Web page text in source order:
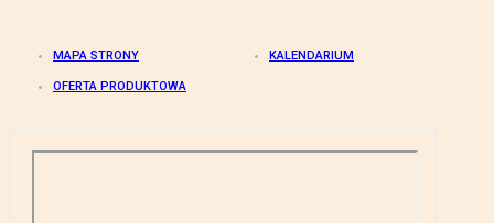
MAPA STRONY KALENDARIUM
OFERTA PRODUKTOWA